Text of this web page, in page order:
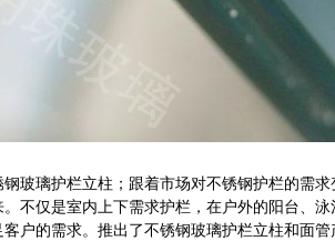
玻璃护栏立柱；跟着市场对不锈钢护栏的需
不仅是室内上下需求护栏，在户外的阳台、
户的需求。推出了不锈钢玻璃护栏立柱和面